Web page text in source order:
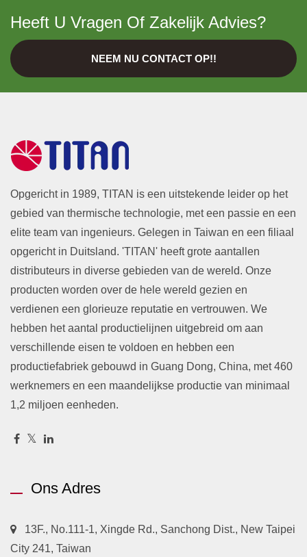
Heeft U Vragen Of Zakelijk Advies?
NEEM NU CONTACT OP!!
Opgericht in 1989, TITAN is een uitstekende leider op het
gebied van thermische technologie, met een passie en een
elite team van ingenieurs. Gelegen in Taiwan en een filiaal
opgericht in Duitsland. 'TITAN' heeft grote aantallen
distributeurs in diverse gebieden van de wereld. Onze
producten worden over de hele wereld gezien en
verdienen een glorieuze reputatie en vertrouwen. We
hebben het aantal productielijnen uitgebreid om aan
verschillende eisen te voldoen en hebben een
productiefabriek gebouwd in Guang Dong, China, met 460
werknemers en een maandelijkse productie van minimaal
1,2 miljoen eenheden.
Ons Adres
13F., No.111-1, Xingde Rd., Sanchong Dist., New Taipei
City 241, Taiwan